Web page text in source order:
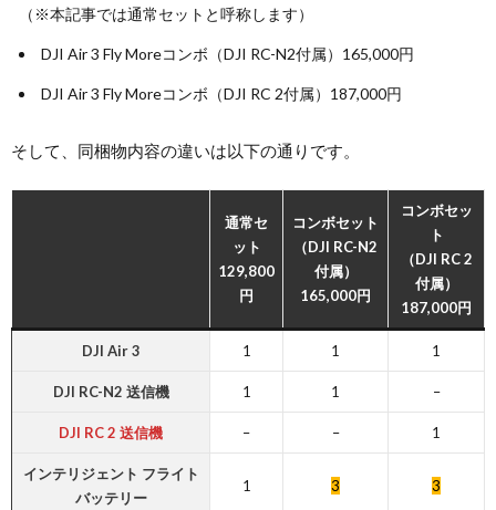
（※本記事では通常セットと呼称します）
DJI Air 3 Fly Moreコンボ（DJI RC-N2付属）165,000円
DJI Air 3 Fly Moreコンボ（DJI RC 2付属）187,000円
そして、同梱物内容の違いは以下の通りです。
通常セ
ット
129,800
円
コンボセット
（DJI RC-N2
付属）
165,000円
コンボセッ
ト
（DJI RC 2
付属）
187,000円
DJI Air 3 1 1 1
DJI RC-N2 送信機 1 1 –
DJI RC 2 送信機 – – 1
インテリジェント フライト
バッテリー
1 3 3